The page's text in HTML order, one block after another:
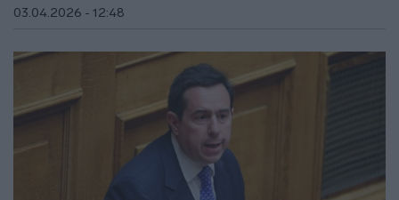
03.04.2026 - 12:48